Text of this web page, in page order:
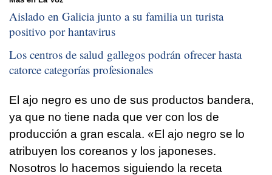
Aislado en Galicia junto a su familia un turista
positivo por hantavirus
Los centros de salud gallegos podrán ofrecer hasta
catorce categorías profesionales
El ajo negro es uno de sus productos bandera,
ya que no tiene nada que ver con los de
producción a gran escala. «El ajo negro se lo
atribuyen los coreanos y los japoneses.
Nosotros lo hacemos siguiendo la receta